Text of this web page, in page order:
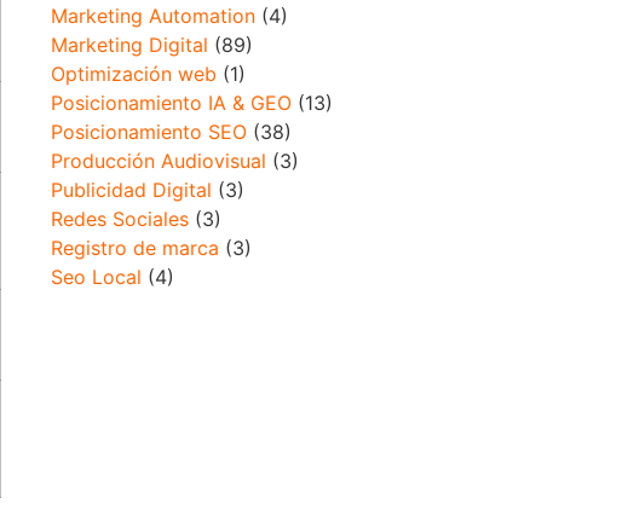
Marketing Automation(4)
Marketing Digital (89)
Optimización web (1)
Posicionamiento IA & GEO(13)
Posicionamiento SEO(38)
Producción Audiovisual (3)
Publicidad Digital (3)
Redes Sociales(3)
Registro de marca (3)
Seo Local (4)